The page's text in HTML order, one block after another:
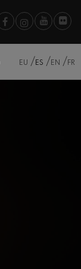
EU ES EN FR